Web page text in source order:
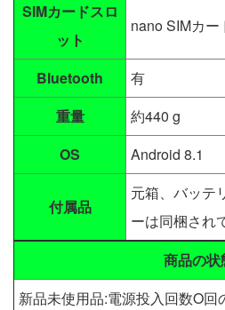
SIMカードスロ
ット
nano SIMカー
Bluetooth
有
重量
約440 g
OS
Android 8.1
付属品
元箱、バッテ
ーは同梱され
商品の状
新品未使用品:電源投入回数O回